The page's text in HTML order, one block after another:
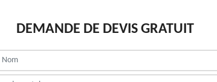
DEMANDE DE DEVIS GRATUIT